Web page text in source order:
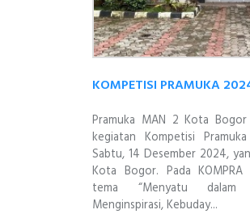
KOMPETISI PRAMUKA
Pramuka MAN 2 Kota Bogor
kegiatan Kompetisi
Sabtu, 14 Desember 2024,
Kota Bogor. Pada
tema “Menyatu dalam
Menginspirasi, Kebuday...